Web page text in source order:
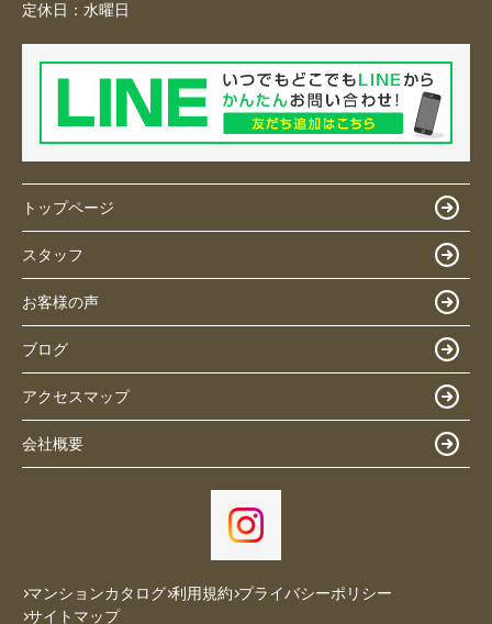
定休日： 水曜日
トップページ
スタッフ
お客様の声
ブログ
アクセスマップ
会社概要
マンションカタログ 利用規約 プライバシーポリシー
サイトマップ